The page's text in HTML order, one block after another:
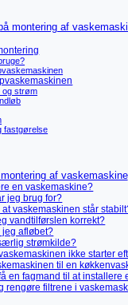
montering af
og strøm
fastgørelse
af vaskemaskine
en vaskemaskine?
jeg brug for?
vaskemaskinen står
vandtilførslen korrekt?
jeg afløbet?
strømkilde?
ikke starter
til en
en fagmand til at installere
rengøre filtrene i